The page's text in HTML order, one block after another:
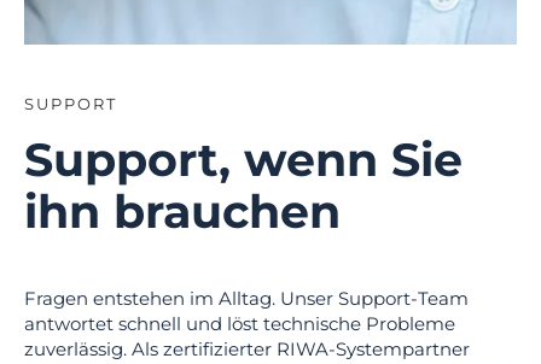
SUPPORT
Support, wenn Sie
ihn brauchen
Fragen entstehen im Alltag. Unser Support-Team
antwortet schnell und löst technische Probleme
zuverlässig. Als zertifizierter RIWA-Systempartner